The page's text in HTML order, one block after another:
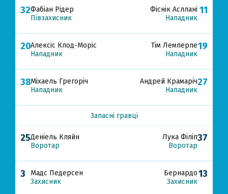
32Фабіан Рідер
Півзахисник
20Алексіс Клод-Моріс
Нападник
38Міхаель Грегоріч
Нападник
11
Фіснік Асллані
Нападник
19
Тім Лемперле
Нападник
27
Андрей Крамаріч
Нападник
Запасні гравці
25Деніель Кляйн
Воротар
3
Мадс Педерсен
Захисник
37
Лука Філіп
Воротар
13
Бернардо
Захисник